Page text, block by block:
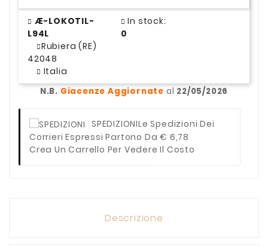
Æ-LOKOTIL-
L94L
Rubiera (RE)
42048
Italia
In stock:
0
N.B. Giacenze Aggiornate al 22/05/2026
SPEDIZIONILe Spedizioni Dei
Corrieri Espressi Partono Da € 6,78
Crea Un Carrello Per Vedere Il Costo
Descrizione